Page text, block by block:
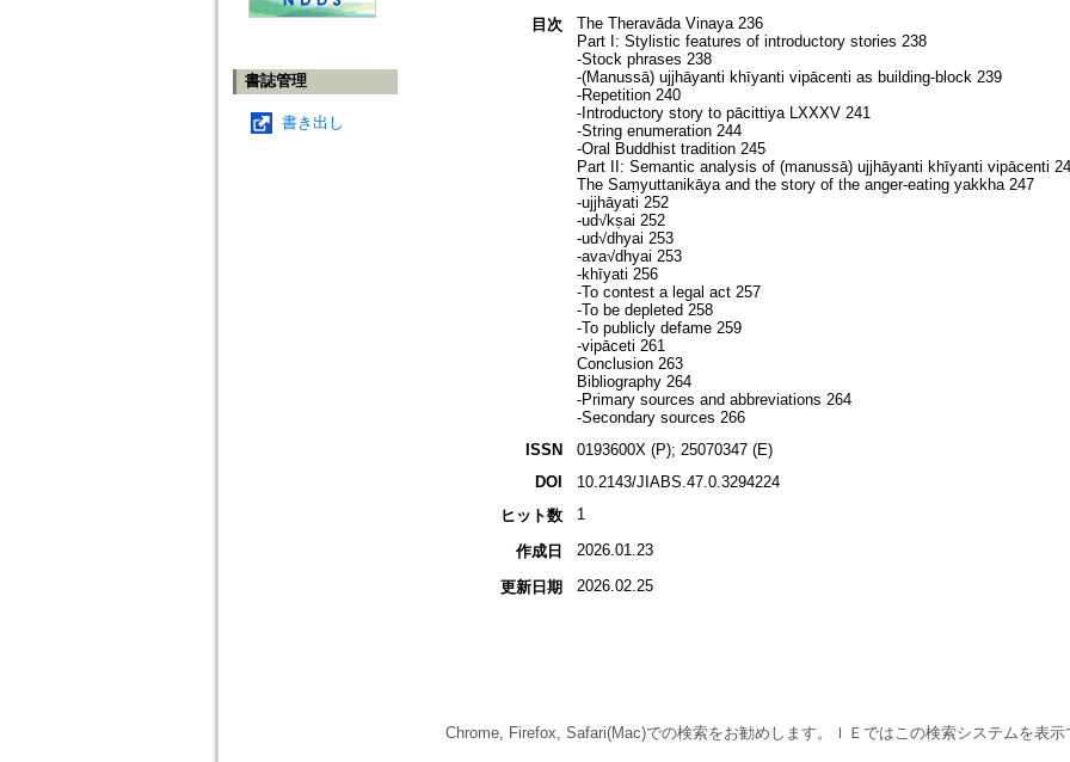
書誌管理
書き出し
目次
The Theravāda Vinaya 236
Part I: Stylistic features of introductory stories 238
-Stock phrases 238
-(Manussā) ujjhāyanti khīyanti vipācenti as building-block 239
-Repetition 240
-Introductory story to pācittiya LXXXV 241
-String enumeration 244
-Oral Buddhist tradition 245
Part II: Semantic analysis of (manussā) ujjhāyanti khīyanti vipācenti
The Saṃyuttanikāya and the story of the anger-eating yakkha 247
-ujjhāyati 252
-ud√kṣai 252
-ud√dhyai 253
-ava√dhyai 253
-khīyati 256
-To contest a legal act 257
-To be depleted 258
-To publicly defame 259
-vipāceti 261
Conclusion 263
Bibliography 264
-Primary sources and abbreviations 264
-Secondary sources 266
ISSN
0193600X (P); 25070347 (E)
DOI
10.2143/JIABS.47.0.3294224
ヒット数
1
作成日 2026.01.23
更新日期 2026.02.25
Chrome, Firefox, Safari(Mac)での検索をお勧めします。ＩＥではこの検索システムを表示